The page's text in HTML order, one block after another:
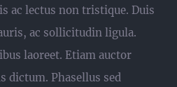
ac lectus non tristique. Duis
ac sollicitudin ligula.
laoreet. Etiam auctor
dictum. Phasellus sed